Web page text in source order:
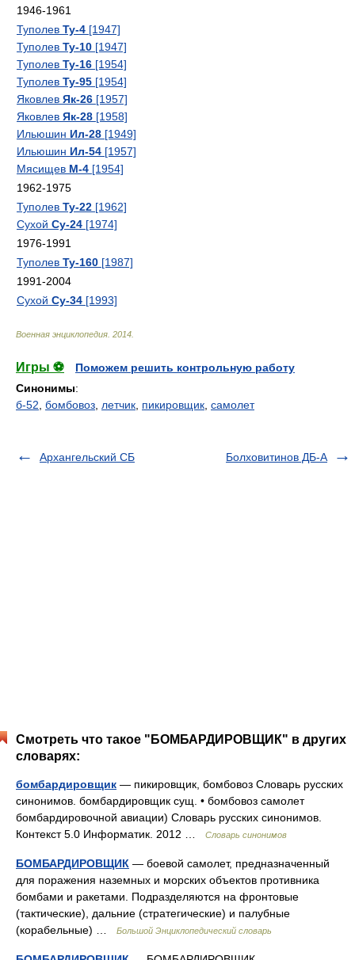
1946-1961
Туполев Ту-4 [1947]
Туполев Ту-10 [1947]
Туполев Ту-16 [1954]
Туполев Ту-95 [1954]
Яковлев Як-26 [1957]
Яковлев Як-28 [1958]
Ильюшин Ил-28 [1949]
Ильюшин Ил-54 [1957]
Мясищев М-4 [1954]
1962-1975
Туполев Ту-22 [1962]
Сухой Су-24 [1974]
1976-1991
Туполев Ту-160 [1987]
1991-2004
Сухой Су-34 [1993]
Военная энциклопедия 2014
Игры ⚽
Поможем решить контрольную работу
Синонимы:
б-52 бомбовоз летчик пикировщик самолет
Архангельский СБ Болховитинов ДБ-А
Смотреть что такое "БОМБАРДИРОВЩИК" в других
словарях:
бомбардировщик — пикировщик, бомбовоз Словарь русских
синонимов. бомбардировщик сущ. • бомбовоз самолет
бомбардировочной авиации) Словарь русских синонимов.
Контекст 5.0 Информатик. 2012 …
Словарь синонимов
БОМБАРДИРОВЩИК — боевой самолет, предназначенный
для поражения наземных и морских объектов противника
бомбами и ракетами. Подразделяются на фронтовые
(тактические), дальние (стратегические) и палубные
(корабельные) …
Большой Энциклопедический словарь